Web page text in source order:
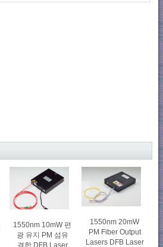
1550nm 10mW 편
광 유지 PM 섬유
결합 DFB Laser
1550nm 20mW
PM Fiber Output
Lasers DFB Laser